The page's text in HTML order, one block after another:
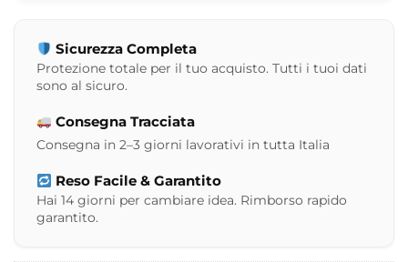
Sicurezza Completa
Protezione totale per il tuo acquisto. Tutti i tuoi dati
sono al sicuro.
Consegna Tracciata
Consegna in 2–3 giorni lavorativi in tutta Italia
Reso Facile & Garantito
Hai 14 giorni per cambiare idea. Rimborso rapido
garantito.